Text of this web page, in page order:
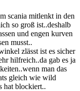
scania mitlenkt in den
so groß ist..deshalb
und engen kurven
musst..
zlässt ist es sicher
hilfreich..da gab es ja
man das
gleich wie wild
hat blockiert..